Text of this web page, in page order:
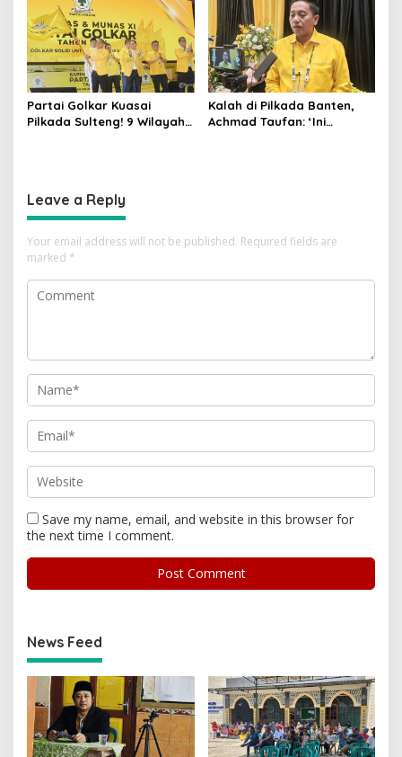
Utama di Pemilu!
Partai Golkar Kuasai
Pilkada Sulteng! 9 Wilayah
Kalah di Pilkada Banten,
Achmad Taufan: ‘Ini
Leave a Reply
Your email address will not be published. Required fields are
marked *
Save my name, email, and website in this browser for
the next time I comment.
News Feed